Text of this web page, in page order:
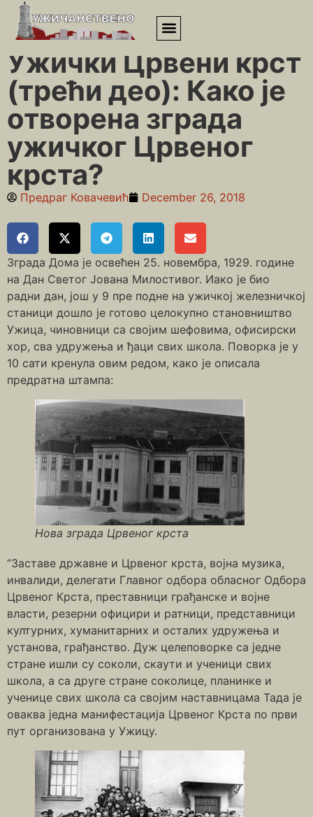
Почетна»Међај»Ужички Црвени крст (трећи део): Како је
отворена зграда ужичког Црвеног крста?
Ужички Црвени крст
(трећи део): Како је
отворена зграда
ужичког Црвеног
крста?
Предраг Ковачевић December 26, 2018
Зграда Дома је освећен 25. новембра, 1929. године
на Дан Светог Јована Милостивог. Иако је био
радни дан, још у 9 пре подне на ужичкој железничкој
станици дошло је готово целокупно становништво
Ужица, чиновници са својим шефовима, офисирски
хор, сва удружења и ђаци свих школа. Поворка је у
10 сати кренула овим редом, како је описала
предратна штампа:
Нова зграда Црвеног крста
“Заставе државне и Црвеног крста, војна музика,
инвалиди, делегати Главног одбора обласног Одбора
Црвеног Крста, преставници грађанске и војне
власти, резерни официри и ратници, представници
културних, хуманитарних и осталих удружења и
установа, грађанство. Дуж целеповорке са једне
стране ишли су соколи, скаути и ученици свих
школа, а са друге стране соколице, планинке и
ученице свих школа са својим наставницама Тада је
оваква једна манифестација Црвеног Крста по први
пут организована у Ужицу.